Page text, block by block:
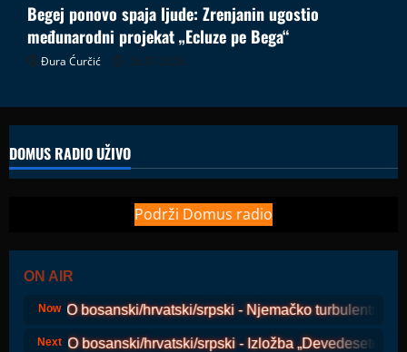
Begej ponovo spaja ljude: Zrenjanin ugostio
međunarodni projekat „Ecluze pe Bega“
Đura Ćurčić 26.07.2026
DOMUS RADIO UŽIVO
Podrži Domus radio
ON AIR
Now
COSMO bosanski/hrvatski/srpski - Njemačko turbulentno
Next
COSMO bosanski/hrvatski/srpski - Izložba „Devedesete,